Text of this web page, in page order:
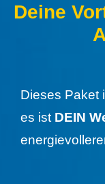
Deine
Dieses Paket
es ist DEIN